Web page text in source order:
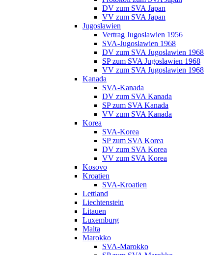
DV zum SVA Japan
VV zum SVA Japan
Jugoslawien
Vertrag Jugoslawien 1956
SVA-Jugoslawien 1968
DV zum SVA Jugoslawien 1968
SP zum SVA Jugoslawien 1968
VV zum SVA Jugoslawien 1968
Kanada
SVA-Kanada
DV zum SVA Kanada
SP zum SVA Kanada
VV zum SVA Kanada
Korea
SVA-Korea
SP zum SVA Korea
DV zum SVA Korea
VV zum SVA Korea
Kosovo
Kroatien
SVA-Kroatien
Lettland
Liechtenstein
Litauen
Luxemburg
Malta
Marokko
SVA-Marokko